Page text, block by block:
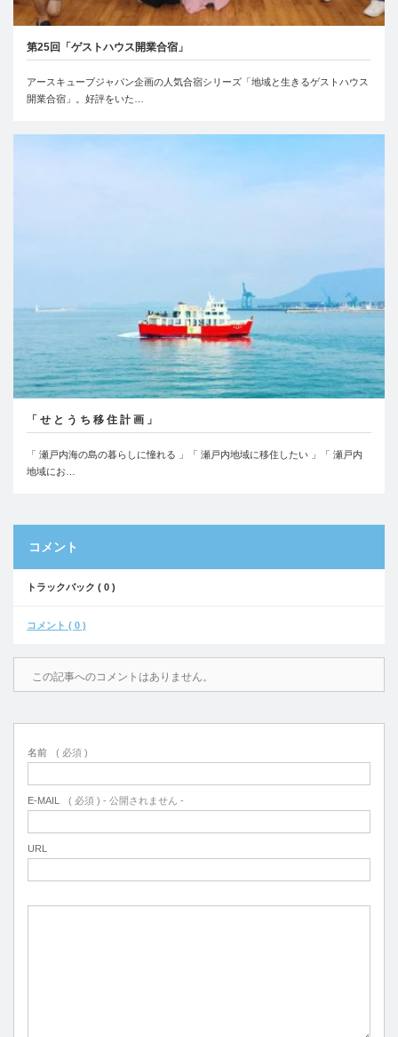
第25回「ゲストハウス開業合宿」
アースキューブジャパン企画の人気合宿シリーズ「地域と生きるゲストハウス
開業合宿」。好評をいた…
「 せ と う ち 移 住 計 画 」
「 瀬戸内海の島の暮らしに憧れる 」「 瀬戸内地域に移住したい 」「 瀬戸内
地域にお…
コメント
トラックバック ( 0 )
コメント ( 0 )
この記事へのコメントはありません。
名前 ( 必須 )
E-MAIL ( 必須 ) - 公開されません -
URL